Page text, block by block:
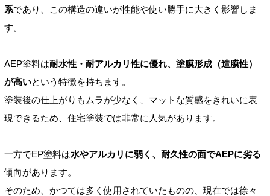
系であり、この構造の違いが性能や使い勝手に大きく影響しま
す。
AEP塗料は耐水性・耐アルカリ性に優れ、塗膜形成（造膜性）
が高いという特徴を持ちます。
塗装後の仕上がりもムラが少なく、マットな質感をきれいに表
現できるため、住宅塗装では非常に人気があります。
一方でEP塗料は水やアルカリに弱く、耐久性の面でAEPに劣る
傾向があります。
そのため、かつては多く使用されていたものの、現在では徐々